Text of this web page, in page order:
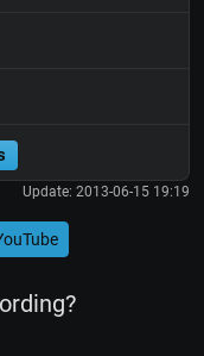
Update: 2013-06-15 19:19